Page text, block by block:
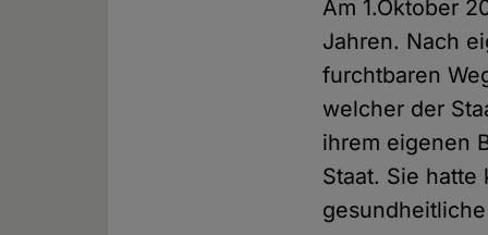
Am 1.Oktober
Jahren. Nach
furchtbaren
welcher der
ihrem eigenen
Staat. Sie